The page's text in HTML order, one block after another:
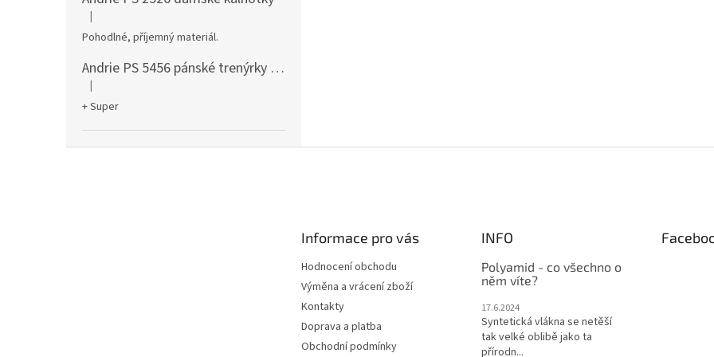
Hodnocení produktu je 5 z 5 hvězdiček.
|
Pohodlné, příjemný materiál.
Andrie PS 5456 pánské trenýrky černé
Hodnocení produktu je 5 z 5 hvězdiček.
|
+ Super
Informace pro vás
Hodnocení obchodu
Výměna a vrácení zboží
Kontakty
Doprava a platba
Obchodní podmínky
INFO
Polyamid - co všechno o
něm víte?
17.6.2024
Syntetická vlákna se netěší
tak velké oblibě jako ta
přírodn...